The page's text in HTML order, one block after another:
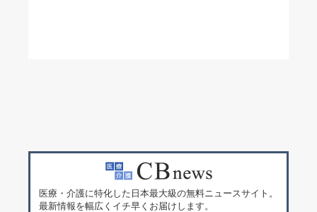
医療・介護に特化した日本最大級の無料ニュースサイト。
最新情報を幅広くイチ早くお届けします。